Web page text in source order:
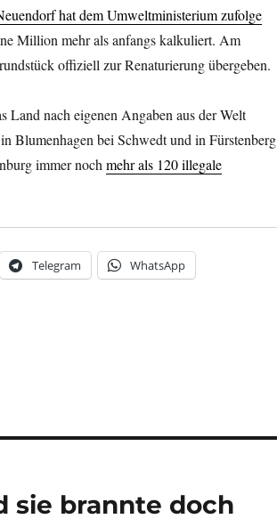
hat dem Umweltministerium zufolge
Million mehr als anfangs kalkuliert. Am
offiziell zur Renaturierung übergeben.
Land nach eigenen Angaben aus der Welt
Blumenhagen bei Schwedt und in Fürstenberg
immer noch mehr als 120 illegale
Telegram WhatsApp
sie brannte doch